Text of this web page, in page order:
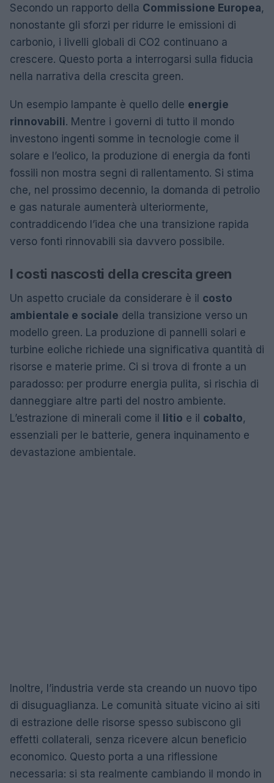
Secondo un rapporto della Commissione Europea,
nonostante gli sforzi per ridurre le emissioni di
carbonio, i livelli globali di CO2 continuano a
crescere. Questo porta a interrogarsi sulla fiducia
nella narrativa della crescita green.
Un esempio lampante è quello delle energie
rinnovabili. Mentre i governi di tutto il mondo
investono ingenti somme in tecnologie come il
solare e l’eolico, la produzione di energia da fonti
fossili non mostra segni di rallentamento. Si stima
che, nel prossimo decennio, la domanda di petrolio
e gas naturale aumenterà ulteriormente,
contraddicendo l’idea che una transizione rapida
verso fonti rinnovabili sia davvero possibile.
I costi nascosti della crescita green
Un aspetto cruciale da considerare è il costo
ambientale e sociale della transizione verso un
modello green. La produzione di pannelli solari e
turbine eoliche richiede una significativa quantità di
risorse e materie prime. Ci si trova di fronte a un
paradosso: per produrre energia pulita, si rischia di
danneggiare altre parti del nostro ambiente.
L’estrazione di minerali come il litio e il cobalto,
essenziali per le batterie, genera inquinamento e
devastazione ambientale.
Inoltre, l’industria verde sta creando un nuovo tipo
di disuguaglianza. Le comunità situate vicino ai siti
di estrazione delle risorse spesso subiscono gli
effetti collaterali, senza ricevere alcun beneficio
economico. Questo porta a una riflessione
necessaria: si sta realmente cambiando il mondo in